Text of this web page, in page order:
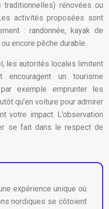
traditionnelles) rénovées ou
activités proposées sont
: randonnée, kayak de
encore pêche durable.
les autorités locales limitent
un tourisme
exemple emprunter les
qu’en voiture pour admirer
votre impact. L’observation
se fait dans le respect de
expérience unique où
nordiques se côtoient